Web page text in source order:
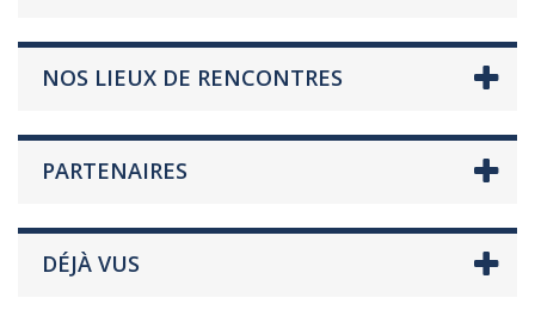
NOS LIEUX DE RENCONTRES
PARTENAIRES
DÉJÀ VUS